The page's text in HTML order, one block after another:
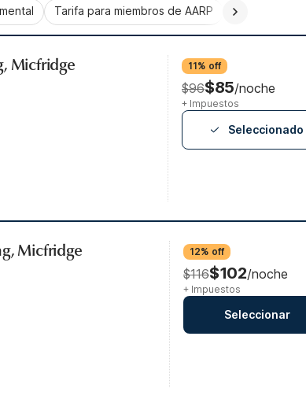
Tarifa para miembros de AARP
Micfridge 11% off
$96$85/noche
+ Impuestos
Seleccionado
Micfridge 12% off
$116$102/noche
+ Impuestos
Seleccionar